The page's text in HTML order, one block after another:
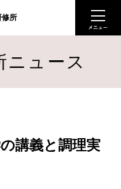
修所
ニュース
講義と調理実